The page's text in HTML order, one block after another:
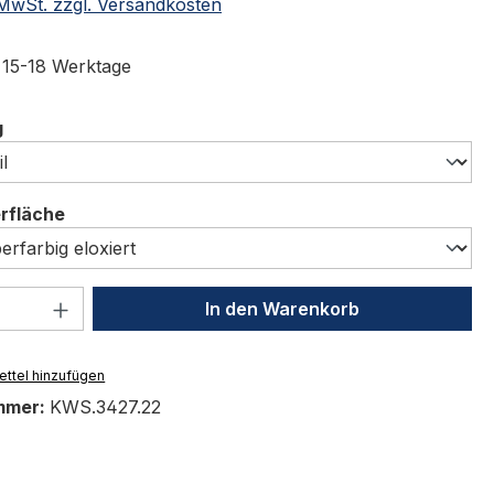
18 Werktage
auswählen
auswählen
Anzahl: Gib den gewünschten Wert
In den Warenkorb
hinzufügen
KWS.3427.22